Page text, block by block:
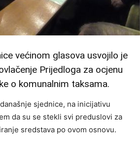
većinom glasova usvojilo je
Prijedloga za ocjenu
o komunalnim taksama.
sjednice, na inicijativu
da su se stekli svi preduslovi za
sredstava po ovom osnovu.